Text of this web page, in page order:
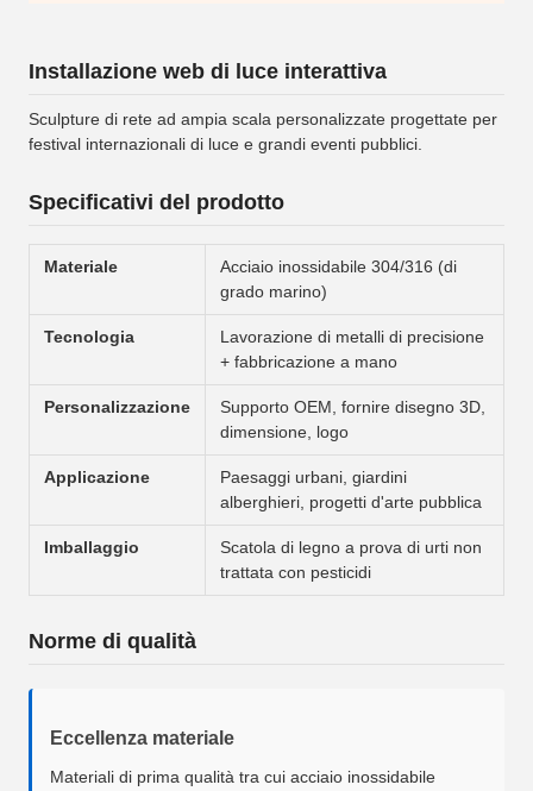
Installazione web di luce interattiva
Sculpture di rete ad ampia scala personalizzate progettate per
festival internazionali di luce e grandi eventi pubblici.
Specificativi del prodotto
Materiale
Acciaio inossidabile 304/316 (di
grado marino)
Tecnologia
Lavorazione di metalli di precisione
+ fabbricazione a mano
Personalizzazione
Supporto OEM, fornire disegno 3D,
dimensione, logo
Applicazione
Paesaggi urbani, giardini
alberghieri, progetti d'arte pubblica
Imballaggio
Scatola di legno a prova di urti non
trattata con pesticidi
Norme di qualità
Eccellenza materiale
Materiali di prima qualità tra cui acciaio inossidabile